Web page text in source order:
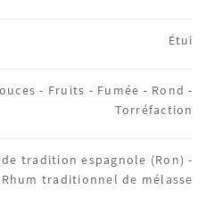
Étui
- Fruits - Fumée - Rond -
Torréfaction
de tradition espagnole (Ron) -
Rhum traditionnel de mélasse